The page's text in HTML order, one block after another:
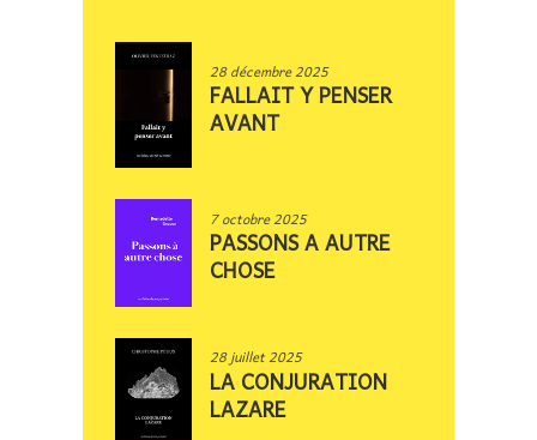
28 décembre 2025
FALLAIT Y PENSER
AVANT
7 octobre 2025
PASSONS A AUTRE
CHOSE
28 juillet 2025
LA CONJURATION
LAZARE